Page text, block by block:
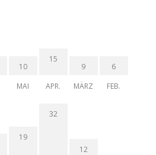
10
MAI
15
APR.
9
MÄRZ
6
FEB.
19
32
12